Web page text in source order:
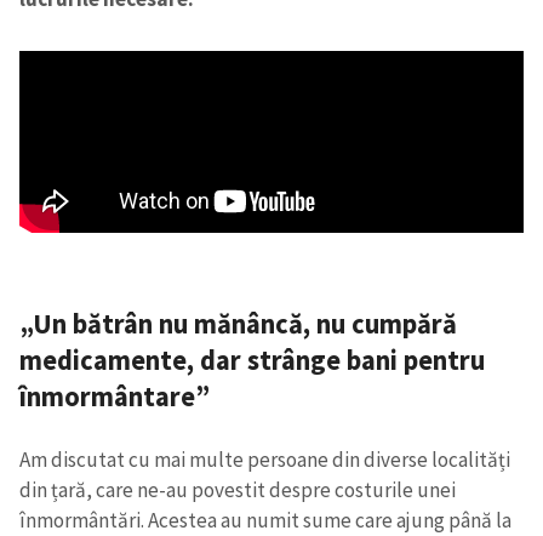
„Un bătrân nu mănâncă, nu cumpără
medicamente, dar strânge bani pentru
înmormântare”
Am discutat cu mai multe persoane din diverse localități
din țară, care ne-au povestit despre costurile unei
înmormântări. Acestea au numit sume care ajung până la